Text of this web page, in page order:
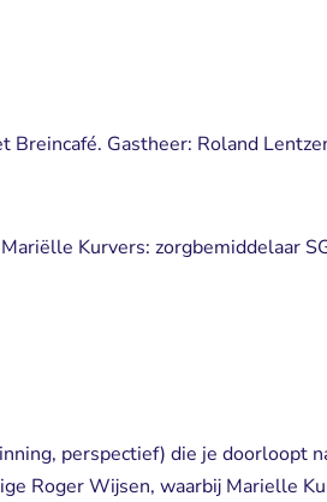
Breincafé. Gastheer: Roland
Kurvers: zorgbemiddelaar
perspectief) die je doorloopt
Roger Wijsen, waarbij Marielle